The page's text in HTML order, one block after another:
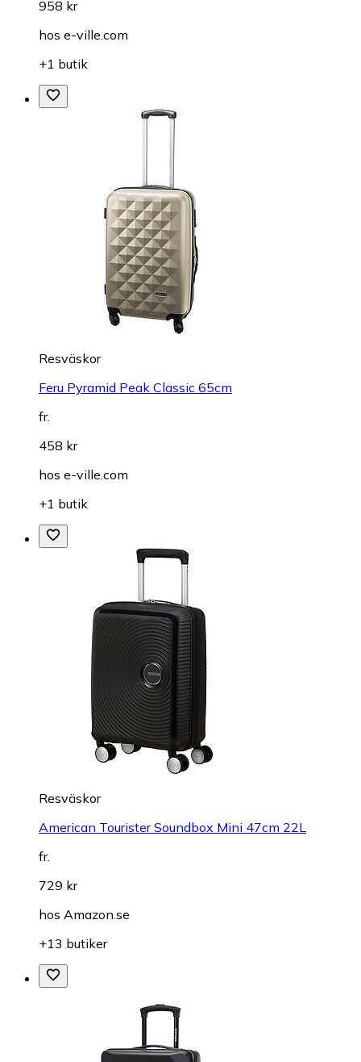
958 kr
hos e-ville.com
+1 butik
Resväskor
Feru Pyramid Peak Classic 65cm
fr.
458 kr
hos e-ville.com
+1 butik
Resväskor
American Tourister Soundbox Mini 47cm 22L
fr.
729 kr
hos Amazon.se
+13 butiker